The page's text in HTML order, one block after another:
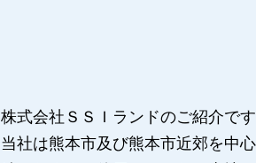
株式会社ＳＳＩランドのご紹介で
当社は熊本市及び熊本市近郊を中